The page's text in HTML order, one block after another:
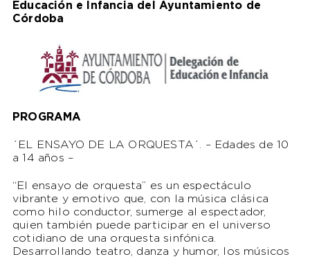
Educación e Infancia del Ayuntamiento de
Córdoba
PROGRAMA
´EL ENSAYO DE LA ORQUESTA´. – Edades de 10
a 14 años –
“El ensayo de orquesta” es un espectáculo
vibrante y emotivo que, con la música clásica
como hilo conductor, sumerge al espectador,
quien también puede participar en el universo
cotidiano de una orquesta sinfónica.
Desarrollando teatro, danza y humor, los músicos